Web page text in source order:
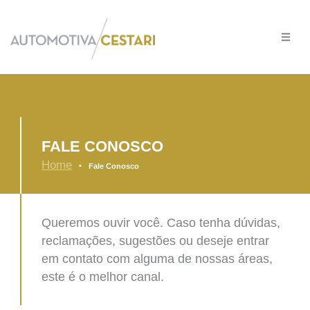
FALE CONOSCO
Home • Fale Conosco
Queremos ouvir você. Caso tenha dúvidas,
reclamações, sugestões ou deseje entrar
em contato com alguma de nossas áreas,
este é o melhor canal.